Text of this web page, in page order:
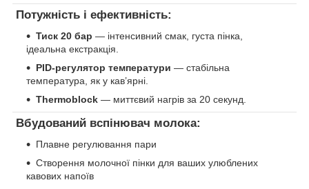
Потужність і ефективність:
Тиск 20 бар — інтенсивний смак, густа пінка,
ідеальна екстракція.
PID-регулятор температури — стабільна
температура, як у кав’ярні.
Thermoblock — миттєвий нагрів за 20 секунд.
Вбудований вспінювач молока:
Плавне регулювання пари
Створення молочної пінки для ваших улюблених
кавових напоїв